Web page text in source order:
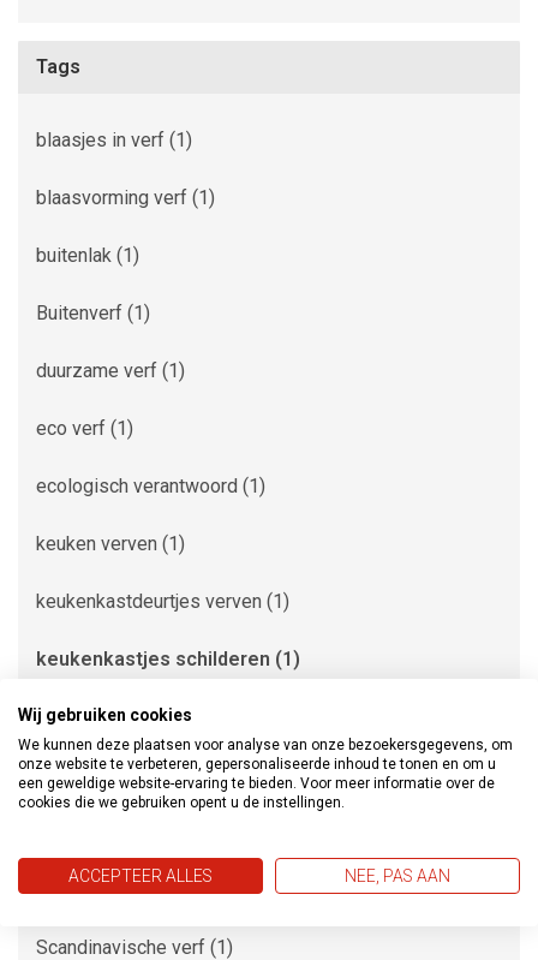
Tags
blaasjes in verf (1)
blaasvorming verf (1)
buitenlak (1)
Buitenverf (1)
duurzame verf (1)
eco verf (1)
ecologisch verantwoord (1)
keuken verven (1)
keukenkastdeurtjes verven (1)
keukenkastjes schilderen (1)
keukenkastjes verven
lage VOS(1)
milieuvriendelijke verf(1)
Scandinavische verf (1)
Wij gebruiken cookies
We kunnen deze plaatsen voor analyse van onze bezoekersgegevens, om
onze website te verbeteren, gepersonaliseerde inhoud te tonen en om u
een geweldige website-ervaring te bieden. Voor meer informatie over de
cookies die we gebruiken opent u de instellingen.
ACCEPTEER ALLES NEE, PAS AAN